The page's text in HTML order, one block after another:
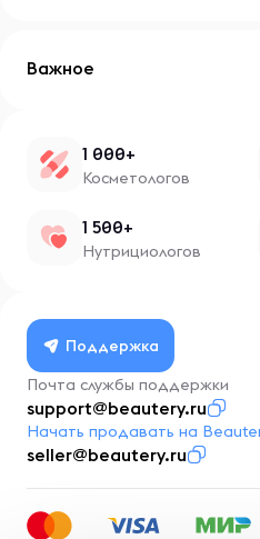
Важное
1 000+
Косметологов
1 500+
Нутрициологов
Поддержка
Почта службы поддержки
support@beautery.ru
Начать продавать на
seller@beautery.ru